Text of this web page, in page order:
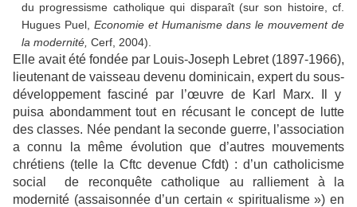
du progressisme catholique qui disparaît (sur son histoire, cf.
Hugues Puel ,Economie et Humanisme dans lemouvement de
la modernité,Cerf, 2004).
Elle avait été fondée par Louis-Joseph Lebret (1897-1966),
lieutenant de vaisseau devenu dominicain, expert du sous-
développement fasciné par l’œuvre de Karl Marx. Il y
puisa abondamment tout en récusant le conceptde lutte
des classes. Née pendant la seconde guerre, l’association
a connu la même évolution que d’autres mouvements
chrétiens (telle la Cftc devenue Cfdt) : d’un catholicisme
social
de reconquête catholique au ralliement à la
modernité (assaisonnée d’un certain « spiritualisme ») en